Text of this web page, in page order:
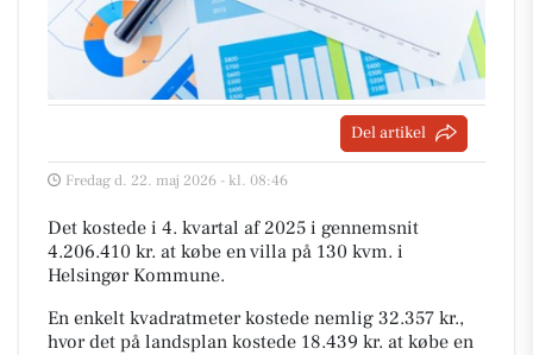
Del artikel
Fredag d. 22. maj 2026 - kl. 08:46
Det kostede i 4. kvartal af 2025 i gennemsnit
4.206.410 kr. at købe en villa på 130 kvm. i
Helsingør Kommune.
En enkelt kvadratmeter kostede nemlig 32.357 kr.,
hvor det på landsplan kostede 18.439 kr. at købe en